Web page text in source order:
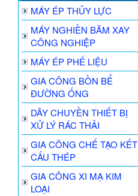
MÁY ÉP THỦY LỰC
MÁY NGHIỀN BĂM XAY
CÔNG NGHIỆP
MÁY ÉP PHẾ LIỆU
GIA CÔNG BỒN BỂ
ĐƯỜNG ỐNG
DÂY CHUYỀN THIẾT BỊ
XỬ LÝ RÁC THẢI
GIA CÔNG CHẾ TẠO KẾT
CẤU THÉP
GIA CÔNG XI MẠ KIM
LOẠI